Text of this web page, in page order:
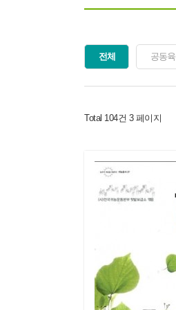
전체 공동
Total 104건 3 페이지